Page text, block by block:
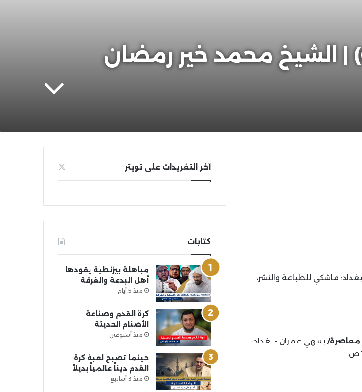
جديد كتب اللغة العربية (60) | الشيخ محمد خير رمضان
ماشكي للطباعة والنشر،
معاصرة/ بسهي عمران.- بغداد:
آخر التغريدات على تويتر
كتابات
مباهلة بيزنطية يقودها
أهل البدعة والفرقة
منذ 5 أيام
كرة القدم وصناعة
الأصنام الحديثة
منذ أسبوعين
حينما تصبح لعبة كرة
القدم ديناً عالمياً بديلاً
منذ 3 أسابيع